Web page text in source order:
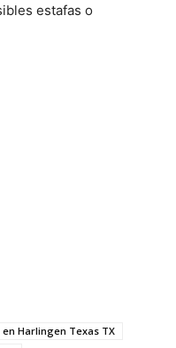
estafas o
Harlingen Texas TX